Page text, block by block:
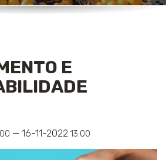
E
— 16-11-2022 13:00